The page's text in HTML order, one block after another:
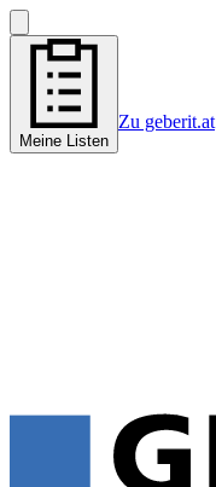
Meine Listen
Zu geberit.at